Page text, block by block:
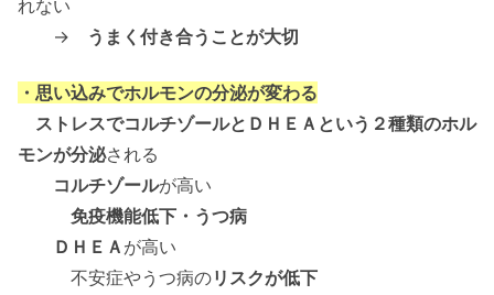
れない
→ うまく付き合うことが大切
・思い込みでホルモンの分泌が変わる
ストレスでコルチゾールとＤＨＥＡという２種類のホル
モンが分泌される
コルチゾールが高い
免疫機能低下・うつ病
ＤＨＥＡ が高い
不安症やうつ病のリスクが低下